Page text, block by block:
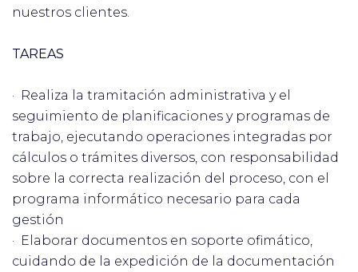
nuestros clientes.
TAREAS
· Realiza la tramitación administrativa y el
seguimiento de planificaciones y programas de
trabajo, ejecutando operaciones integradas por
cálculos o trámites diversos, con responsabilidad
sobre la correcta realización del proceso, con el
programa informático necesario para cada
gestión
· Elaborar documentos en soporte ofimático,
cuidando de la expedición de la documentación